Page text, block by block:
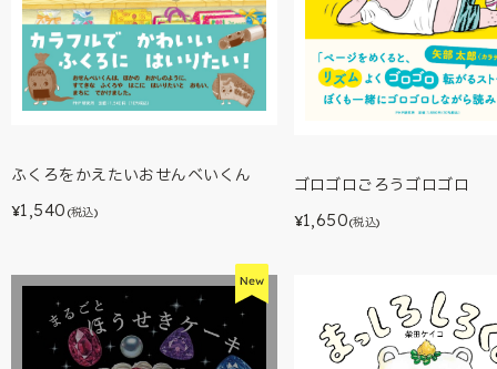
ふくろをかえたいおせんべいくん
¥1,540 (税込)
ゴロゴロごろうゴロゴロ
¥1,650(税込)